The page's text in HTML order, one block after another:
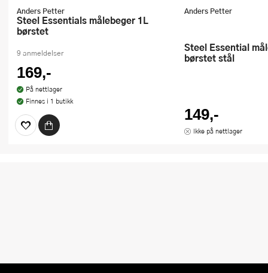
Anders Petter
Steel Essentials målebeger 1L
børstet
9 anmeldelser
169,-
På nettlager
Finnes i 1 butikk
Anders Petter
Steel Essential måleskje 5 deler
børstet stål
149,-
Ikke på nettlager